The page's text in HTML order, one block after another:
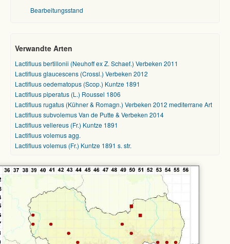
Bearbeitungsstand
Verwandte Arten
Lactifluus bertillonii (Neuhoff ex Z. Schaef.) Verbeken 2011
Lactifluus glaucescens (Crossl.) Verbeken 2012
Lactifluus oedematopus (Scop.) Kuntze 1891
Lactifluus piperatus (L.) Roussel 1806
Lactifluus rugatus (Kühner & Romagn.) Verbeken 2012 mediterrane Art
Lactifluus subvolemus Van de Putte & Verbeken 2014
Lactifluus vellereus (Fr.) Kuntze 1891
Lactifluus volemus agg.
Lactifluus volemus (Fr.) Kuntze 1891 s. str.